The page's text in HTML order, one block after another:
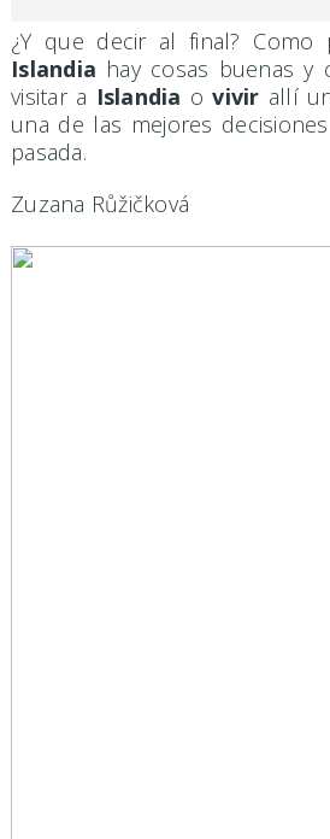
¿Y que decir al final?
Islandia hay cosas buenas y
visitar a Islandia ovivir allí
una de las mejores
pasada.
Zuzana Růžičková